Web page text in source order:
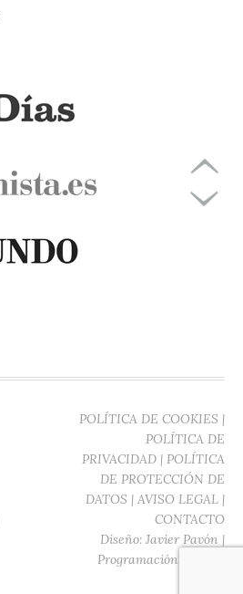
POLÍTICA DE COOKIES |
POLÍTICA DE
PRIVACIDAD | POLÍTICA
DE PROTECCIÓN DE
DATOS | AVISO LEGAL |
CONTACTO
Diseño: Javier Pavón |
Programación: